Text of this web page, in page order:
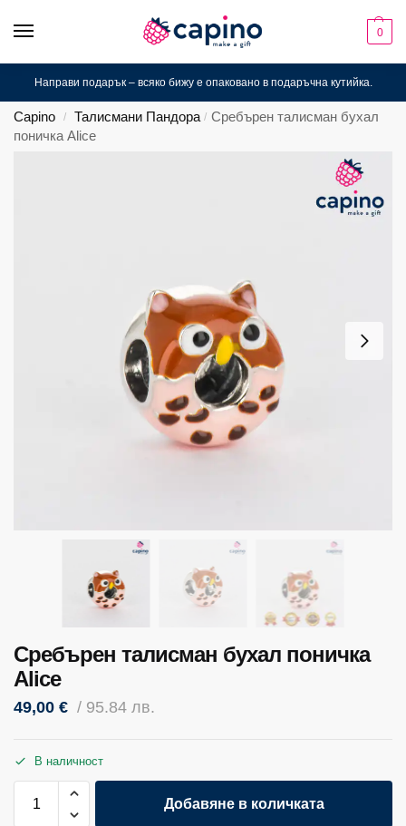
0
Направи подарък – всяко бижу е опаковано в подаръчна кутийка.
Capino / Талисмани Пандора / Сребърен талисман бухал
поничка Alice
Сребърен талисман бухал поничка
Alice
49,00 € / 95.84 лв.
В наличност
Добавяне в количката